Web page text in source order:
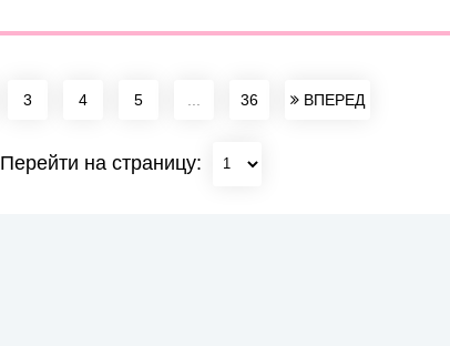
3 4 5 36 ВПЕРЕД
Перейти на страницу: